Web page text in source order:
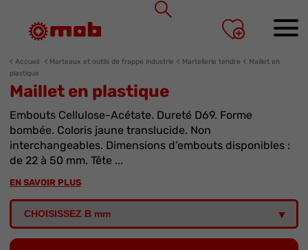
Accueil Marteaux et outils de frappe industrie Martellerie tendre
Maillet en
plastique
Maillet en plastique
Embouts Cellulose-Acétate. Dureté D69. Forme
bombée. Coloris jaune translucide. Non
interchangeables. Dimensions d’embouts disponibles :
de 22 à 50 mm. Tête ...
EN SAVOIR PLUS